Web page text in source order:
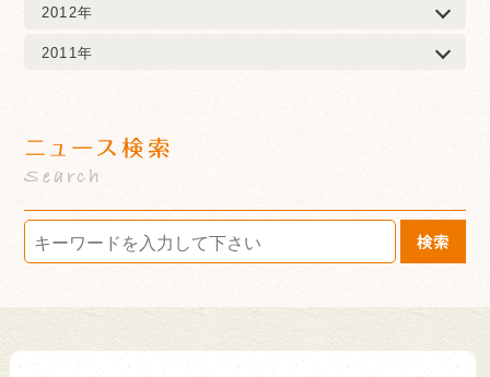
2012年
2011年
ニュース検索
Search
検索